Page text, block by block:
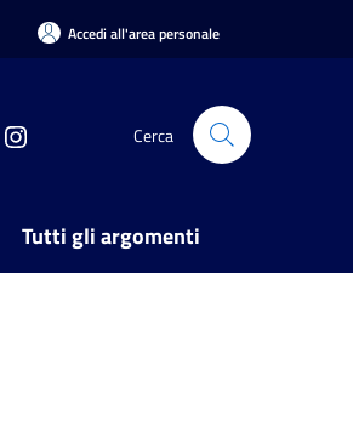
Accedi all'area personale
Cerca
Tutti gli argomenti